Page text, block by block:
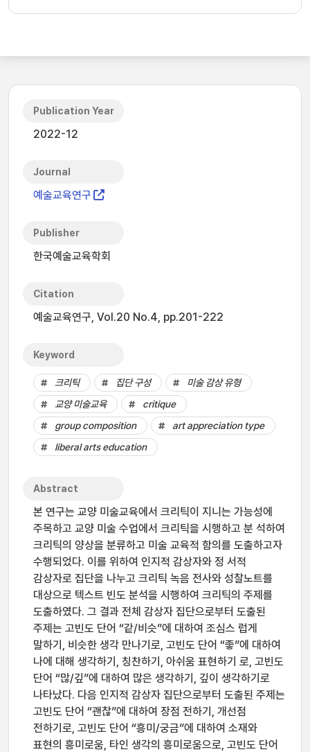
Publication Year
2022-12
Journal
예술교육연구
Publisher
한국예술교육학회
Citation
예술교육연구, Vol.20 No.4, pp.201-222
Keyword
크리틱 집단 구성
미술 감상 유형
교양 미술교육
critique
group composition
art appreciation type
liberal arts education
Abstract
본 연구는 교양 미술교육에서 크리틱이 지니는 가능성에
주목하고 교양 미술 수업에서 크리틱을 시행하고 분 석하여
크리틱의 양상을 분류하고 미술 교육적 함의를 도출하고자
수행되었다. 이를 위하여 인지적 감상자와 정 서적
감상자로 집단을 나누고 크리틱 녹음 전사와 성찰노트를
대상으로 텍스트 빈도 분석을 시행하여 크리틱의 주제를
도출하였다. 그 결과 전체 감상자 집단으로부터 도출된
주제는 고빈도 단어 “같/비슷”에 대하여 조심스 럽게
말하기, 비슷한 생각 만나기로, 고빈도 단어 “좋”에 대하여
나에 대해 생각하기, 칭찬하기, 아쉬움 표현하기 로, 고빈도
단어 “많/깊”에 대하여 많은 생각하기, 깊이 생각하기로
나타났다. 다음 인지적 감상자 집단으로부터 도출된 주제는
고빈도 단어 “괜찮”에 대하여 장점 전하기, 개선점
전하기로, 고빈도 단어 “흥미/궁금”에 대하여 소재와
표현의 흥미로움, 타인 생각의 흥미로움으로, 고빈도 단어